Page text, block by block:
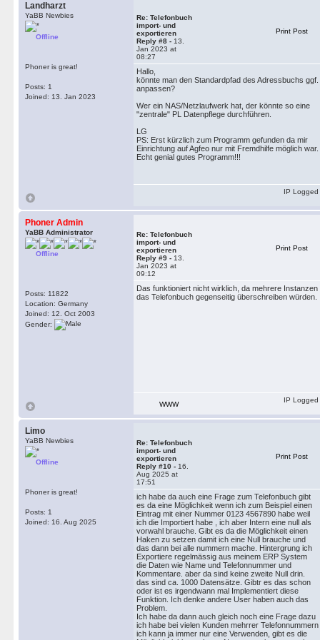
Landharzt
YaBB Newbies
Offline
Phoner is great!
Posts: 1
Joined: 13. Jan 2023
Re: Telefonbuch
import- und
exportieren
Reply #8 - 13.
Jan 2023 at
08:27
Print Post
Hallo,
könnte man den Standardpfad des Adressbuchs ggf.
anpassen?
Wer ein NAS/Netzlaufwerk hat, der könnte so eine
"zentrale" PL Datenpflege durchführen.
LG
PS: Erst kürzlich zum Programm gefunden da mir
Einrichtung auf Agfeo nur mit Fremdhilfe möglich war.
Echt genial gutes Programm!!!
IP Logged
Phoner Admin
YaBB Administrator
Offline
Posts: 11822
Location: Germany
Joined: 12. Oct 2003
Gender:
Re: Telefonbuch
import- und
exportieren
Reply #9 - 13.
Jan 2023 at
09:12
Print Post
Das funktioniert nicht wirklich, da mehrere Instanzen
das Telefonbuch gegenseitig überschreiben würden.
WWW
IP Logged
Limo
YaBB Newbies
Offline
Phoner is great!
Posts: 1
Joined: 16. Aug 2025
Re: Telefonbuch
import- und
exportieren
Reply #10 - 16.
Aug 2025 at
17:51
Print Post
ich habe da auch eine Frage zum Telefonbuch gibt
es da eine Möglichkeit wenn ich zum Beispiel einen
Eintrag mit einer Nummer 0123 4567890 habe weil
ich die Importiert habe , ich aber Intern eine null als
vorwahl brauche. Gibt es da die Möglichkeit einen
Haken zu setzen damit ich eine Null brauche und
das dann bei alle nummern mache. Hintergrung ich
Exportiere regelmässig aus meinem ERP System
die Daten wie Name und Telefonnummer und
Kommentare. aber da sind keine zweite Null drin.
das sind ca. 1000 Datensätze. Gibtr es das schon
oder ist es irgendwann mal Implementiert diese
Funktion. Ich denke andere User haben auch das
Problem.
Ich habe da dann auch gleich noch eine Frage dazu
ich habe bei vielen Kunden mehrrer Telefonnummern
ich kann ja immer nur eine Verwenden, gibt es die